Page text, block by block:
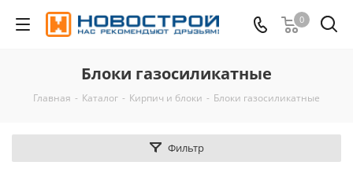
0
Блоки газосиликатные
Главная - Каталог - Кирпич и блоки - Блоки газосиликатные
Фильтр